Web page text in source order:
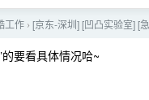
工作 › [京东-深圳] [凹凸实验室] [
要看具体情况哈~